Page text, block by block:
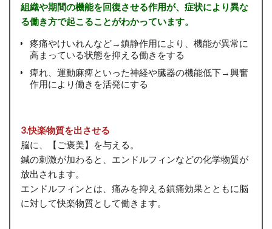
組織や期間の機能を回復させる作用が、症状により異な
る働き方で起こることがわかっています。
疼痛やけいれんなど→鎮静作用により、機能が異常に
高まっている状態を抑える働きをする
痺れ、運動麻痺といった神経や臓器の機能低下→興奮
作用により働きを活発にする
3.快楽物質を出させる
脳に、【ご褒美】を与える。
鍼の刺激が加わると、エンドルフィンなどの化学物質が
放出されます。
エンドルフィンとは、痛みを抑える鎮痛効果とともに脳
に対して快楽物質として働きます。